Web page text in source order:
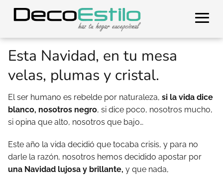
Esta Navidad, en tu mesa
velas, plumas y cristal.
El ser humano es rebelde por naturaleza, si la vida dice
blanco, nosotros negro, si dice poco, nosotros mucho,
si opina que alto, nosotros que bajo…
Este año la vida decidió que tocaba crisis, y para no
darle la razón, nosotros hemos decidido apostar por
una Navidad lujosa y brillante, y que nada,